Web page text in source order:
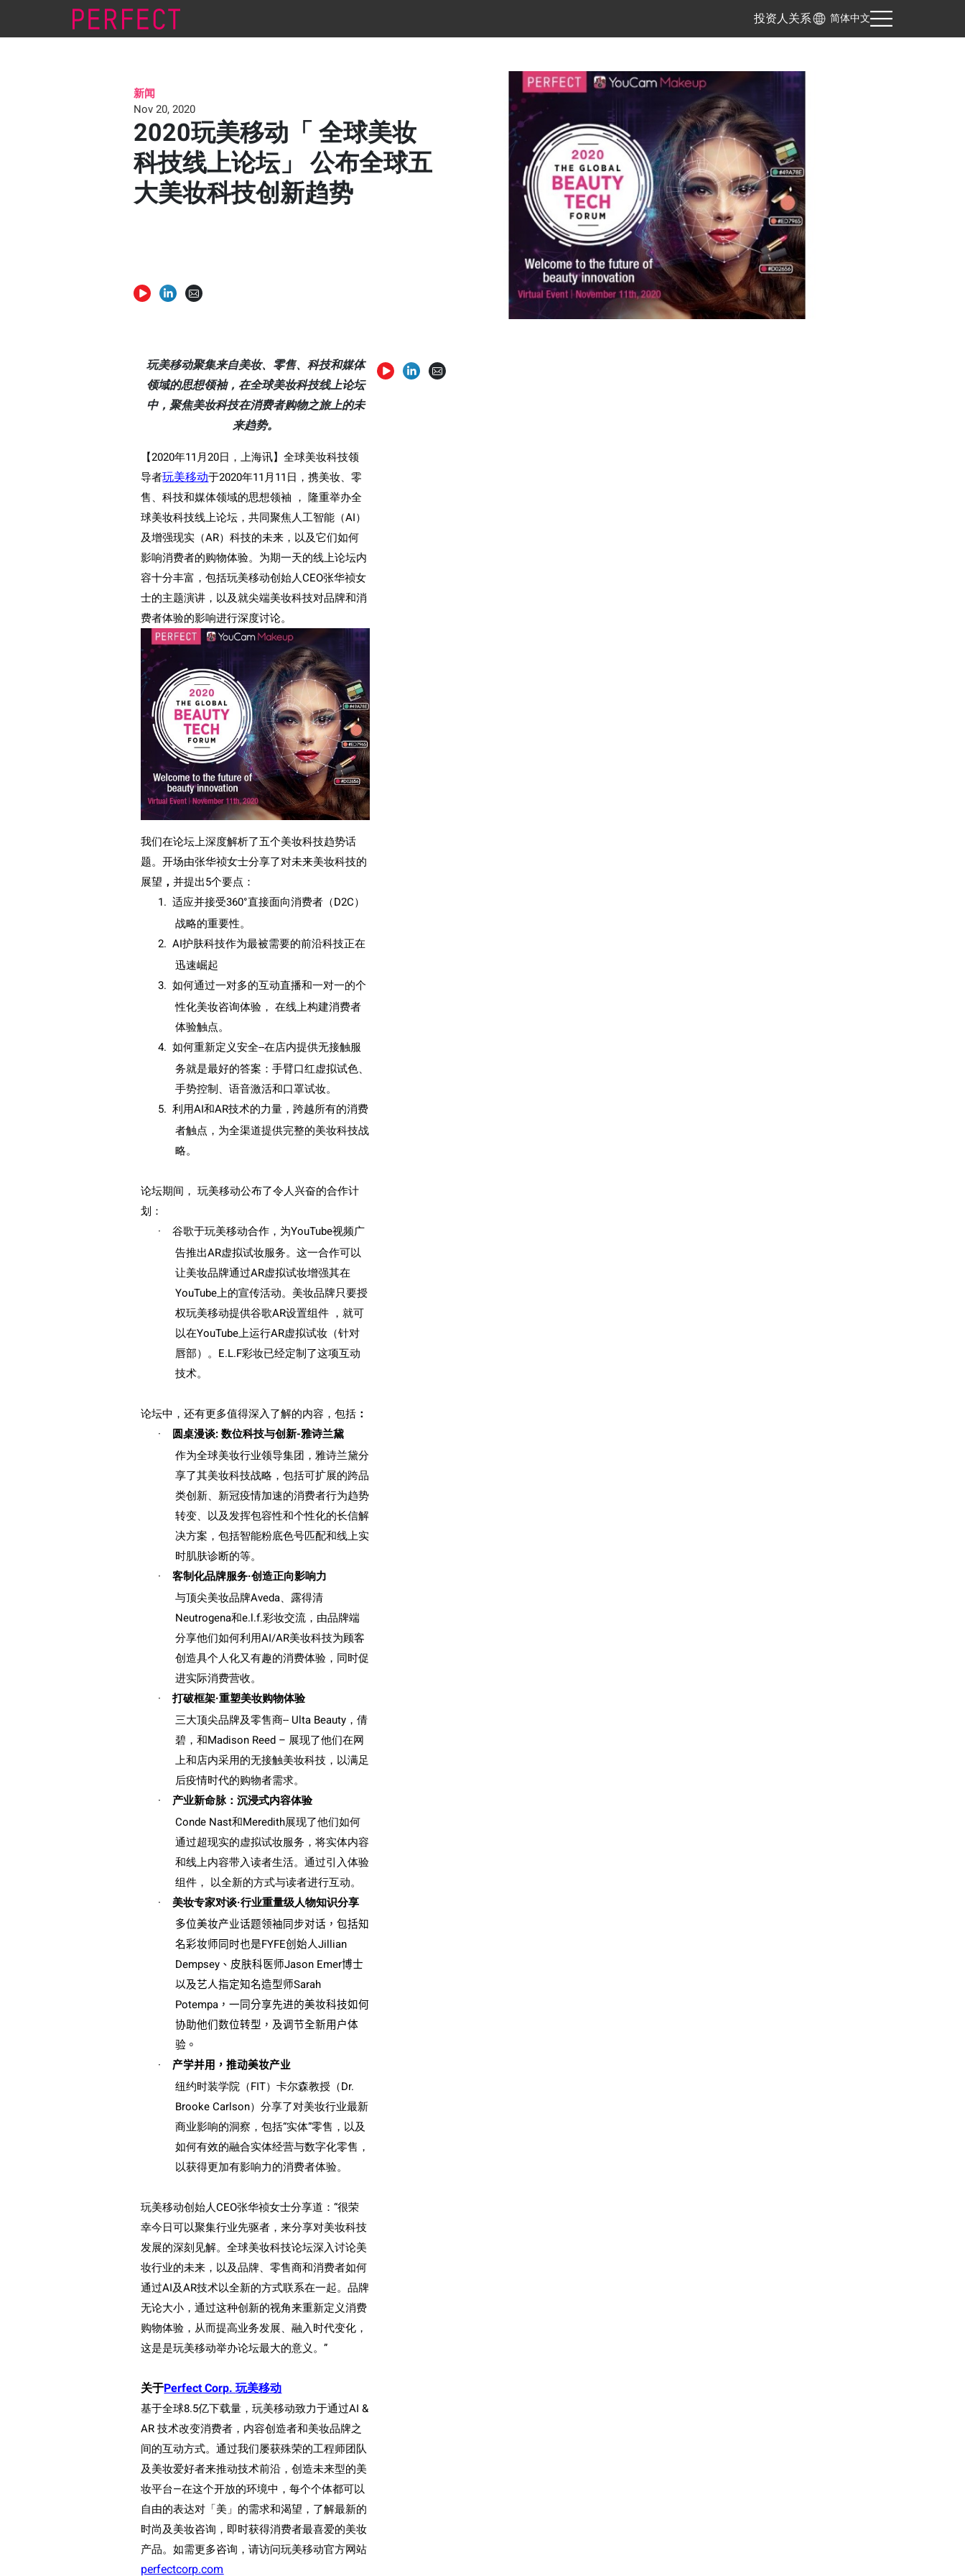
投资人关系 简体中文
新闻
Nov 20, 2020
2020玩美移动「 全球美妆
科技线上论坛」 公布全球五
大美妆科技创新趋势
玩美移动聚集来自美妆、零售、科技和媒体
领域的思想领袖，在全球美妆科技线上论坛
中，聚焦美妆科技在消费者购物之旅上的未
来趋势。
【2020年11 月20日，上海讯】全球美妆科技领
导者玩美移动于2020年11 月 11 日，携美妆、零
售、科技和媒体领域的思想领袖 ， 隆重举办全
球美妆科技线上论坛，共同聚焦人工智能（AI）
及增强现实（AR）科技的未来，以及它们如何
影响消费者的购物体验。为期一天的线上论坛内
容十分丰富，包括玩美移动创始人CEO张华祯女
士的主题演讲，以及就尖端美妆科技对品牌和消
费者体验的影响进行深度讨论。
我们在论坛上深度解析了五个美妆科技趋势话
题。开场由张华祯女士分享了对未来美妆科技的
展望 ，并提出5个要点：
1. 适应并接受360°直接面向消费者（D2C）
战略的重要性。
2. AI护肤科技作为最被需要的前沿科技正在
迅速崛起
3. 如何通过一对多的互动直播和一对一的个
性化美妆咨询体验， 在线上构建消费者
体验触点。
4. 如何重新定义安全--在店内提供无接触服
务就是最好的答案：手臂口红虚拟试色、
手势控制、语音激活和口罩试妆。
5. 利用AI和AR技术的力量，跨越所有的消费
者触点，为全渠道提供完整的美妆科技战
略。
论坛期间， 玩美移动公布了令人兴奋的合作计
划：
·
谷歌于玩美移动合作，为YouTube视频广
告推出AR虚拟试妆服务。这一合作可以
让美妆品牌通过AR虚拟试妆增强其在
YouTube 上的宣传活动。美妆品牌只要授
权玩美移动提供谷歌AR设置组件 ，就可
以在YouTube 上运行AR虚拟试妆（针对
唇部）。 E.L.F彩妆已经定制了这项互动
技术。
论坛中，还有更多值得深入了解的内容，包括 ：
·
圆桌漫谈:数位科技与创新-雅诗兰黛
作为全球美妆行业领导集团，雅诗兰黛分
享了其美妆科技战略，包括可扩展的跨品
类创新、新冠疫情加速的消费者行为趋势
转变、以及发挥包容性和个性化的长信解
决方案，包括智能粉底色号匹配和线上实
时肌肤诊断的等。
·
客制化品牌服务·创造正向影响力
与顶尖美妆品牌Aveda 、露得清
Neutrogena和e.l.f.彩妆交流，由品牌端
分享他们如何利用AI/AR美妆科技为顾客
创造具个人化又有趣的消费体验，同时促
进实际消费营收。
·
打破框架·重塑美妆购物体验
三大顶尖品牌及零售商-- Ulta Beauty ，倩
碧，和Madison Reed – 展现了他们在网
上和店内采用的无接触美妆科技，以满足
后疫情时代的购物者需求。
·
产业新命脉：沉浸式内容体验
Conde Nast和Meredith展现了他们如何
通过超现实的虚拟试妆服务，将实体内容
和线上内容带入读者生活。通过引入体验
组件， 以全新的方式与读者进行互动。
·
美妆专家对谈·行业重量级人物知识分享
多位美妆产业话题领袖同步对话，包括知
名彩妆师同时也是FYFE创始人Jillian
Dempsey 、皮肤科医师Jason Emer博士
以及艺人指定知名造型师Sarah
Potempa ，一同分享先进的美妆科技如何
协助他们数位转型，及调节全新用户体
验。
·
产学并用，推动美妆产业
纽约时装学院（FIT）卡尔森教授（Dr.
Brooke Carlson）分享了对美妆行业最新
商业影响的洞察，包括“实体”零售，以及
如何有效的融合实体经营与数字化零售，
以获得更加有影响力的消费者体验。
玩美移动创始人CEO张华祯女士分享道：“很荣
幸今日可以聚集行业先驱者，来分享对美妆科技
发展的深刻见解。全球美妆科技论坛深入讨论美
妆行业的未来，以及品牌、零售商和消费者如何
通过AI及AR技术以全新的方式联系在一起。品牌
无论大小，通过这种创新的视角来重新定义消费
购物体验，从而提高业务发展、融入时代变化，
这是是玩美移动举办论坛最大的意义。”
关于Perfect Corp.玩美移动
基于全球8.5亿下载量，玩美移动致力于通过AI &
AR技术改变消费者，内容创造者和美妆品牌之
间的互动方式。通过我们屡获殊荣的工程师团队
及美妆爱好者来推动技术前沿，创造未来型的美
妆平台—在这个开放的环境中，每个个体都可以
自由的表达对 「美」的需求和渴望，了解最新的
时尚及美妆咨询 ，即时获得消费者最喜爱的美妆
产品。如需更多咨询 ，请访问玩美移动官方网站
perfectcorp.com